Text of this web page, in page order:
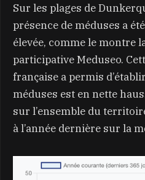
Sur les plages de
présence de méduses a
élevée, comme le montre
participative Meduseo.
française a permis
méduses est en nette
sur l’ensemble du
à l’année dernière sur la